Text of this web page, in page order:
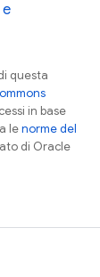
questa
in base
lenorme del
di Oracle